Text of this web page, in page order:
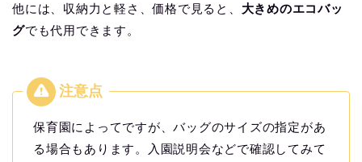
他には、収納力と軽さ、価格で見ると、 大きめのエコバッ
グでも代用できます。
保育園によってですが、バッグのサイズの指定があ
る場合もあります。入園説明会などで確認してみて